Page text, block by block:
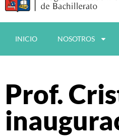
INICIO NOSOTROS
Prof.